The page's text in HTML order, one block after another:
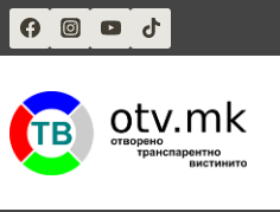
Skip
to